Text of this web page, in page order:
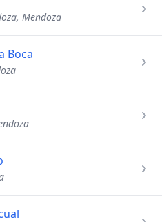
Mendoza
Boca